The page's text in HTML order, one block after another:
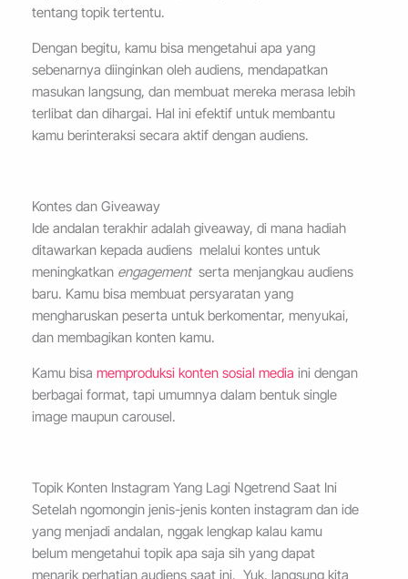
tentang topik tertentu.
Dengan begitu, kamu bisa mengetahui apa yang
sebenarnya diinginkan oleh audiens, mendapatkan
masukan langsung, dan membuat mereka merasa lebih
terlibat dan dihargai. Hal ini efektif untuk membantu
kamu berinteraksi secara aktif dengan audiens.
Kontes dan Giveaway
Ide andalan terakhir adalah giveaway, di mana hadiah
ditawarkan kepada audiens melalui kontes untuk
meningkatkan engagementserta menjangkau audiens
baru. Kamu bisa membuat persyaratan yang
mengharuskan peserta untuk berkomentar, menyukai,
dan membagikan konten kamu.
Kamu bisamemproduksi konten sosial media ini dengan
berbagai format, tapi umumnya dalam bentuk single
image maupun carousel.
Topik Konten Instagram Yang Lagi Ngetrend Saat Ini
Setelah ngomongin jenis-jenis konten instagram dan ide
yang menjadi andalan, nggak lengkap kalau kamu
belum mengetahui topik apa saja sih yang dapat
menarik perhatian audiens saat ini. Yuk, langsung kita